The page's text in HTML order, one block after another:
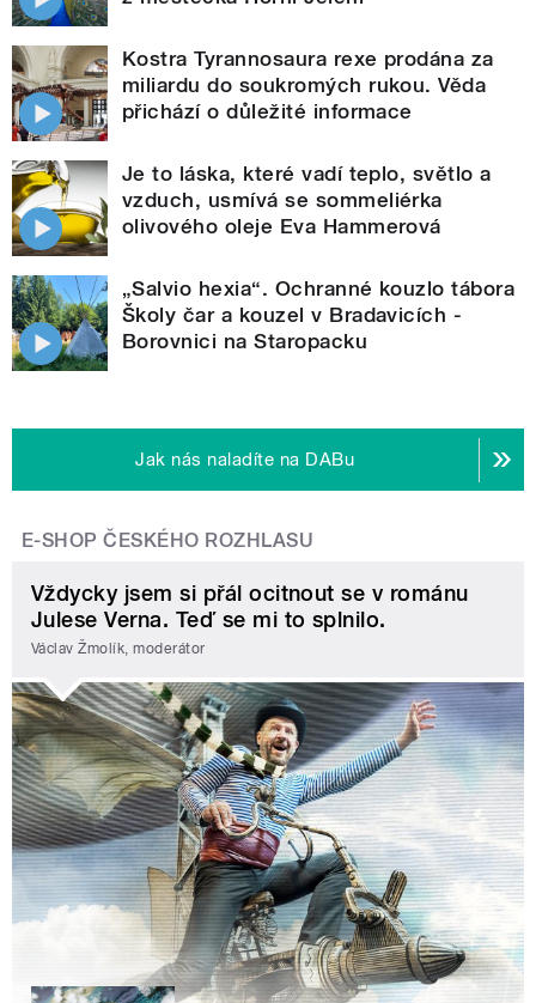
Kostra Tyrannosaura rexe prodána za
miliardu do soukromých rukou. Věda
přichází o důležité informace
Je to láska, které vadí teplo, světlo a
vzduch, usmívá se sommeliérka
olivového oleje Eva Hammerová
„Salvio hexia“. Ochranné kouzlo tábora
Školy čar a kouzel v Bradavicích -
Borovnici na Staropacku
Jak nás naladíte na DABu
E-SHOP ČESKÉHO ROZHLASU
Vždycky jsem si přál ocitnout se v románu
Julese Verna. Teď se mi to splnilo.
Václav Žmolík, moderátor